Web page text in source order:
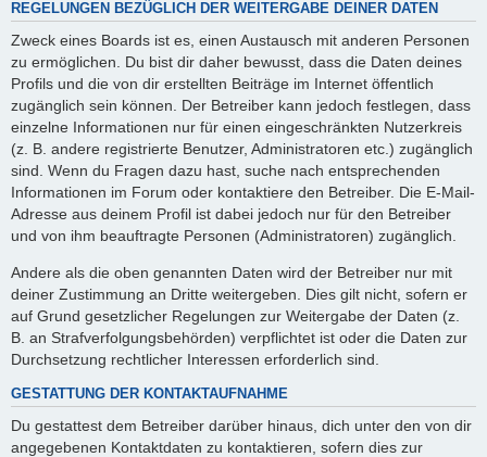
REGELUNGEN BEZÜGLICH DER WEITERGABE DEINER DATEN
Zweck eines Boards ist es, einen Austausch mit anderen Personen
zu ermöglichen. Du bist dir daher bewusst, dass die Daten deines
Profils und die von dir erstellten Beiträge im Internet öffentlich
zugänglich sein können. Der Betreiber kann jedoch festlegen, dass
einzelne Informationen nur für einen eingeschränkten Nutzerkreis
(z. B. andere registrierte Benutzer, Administratoren etc.) zugänglich
sind. Wenn du Fragen dazu hast, suche nach entsprechenden
Informationen im Forum oder kontaktiere den Betreiber. Die E-Mail-
Adresse aus deinem Profil ist dabei jedoch nur für den Betreiber
und von ihm beauftragte Personen (Administratoren) zugänglich.
Andere als die oben genannten Daten wird der Betreiber nur mit
deiner Zustimmung an Dritte weitergeben. Dies gilt nicht, sofern er
auf Grund gesetzlicher Regelungen zur Weitergabe der Daten (z.
B. an Strafverfolgungsbehörden) verpflichtet ist oder die Daten zur
Durchsetzung rechtlicher Interessen erforderlich sind.
GESTATTUNG DER KONTAKTAUFNAHME
Du gestattest dem Betreiber darüber hinaus, dich unter den von dir
angegebenen Kontaktdaten zu kontaktieren, sofern dies zur